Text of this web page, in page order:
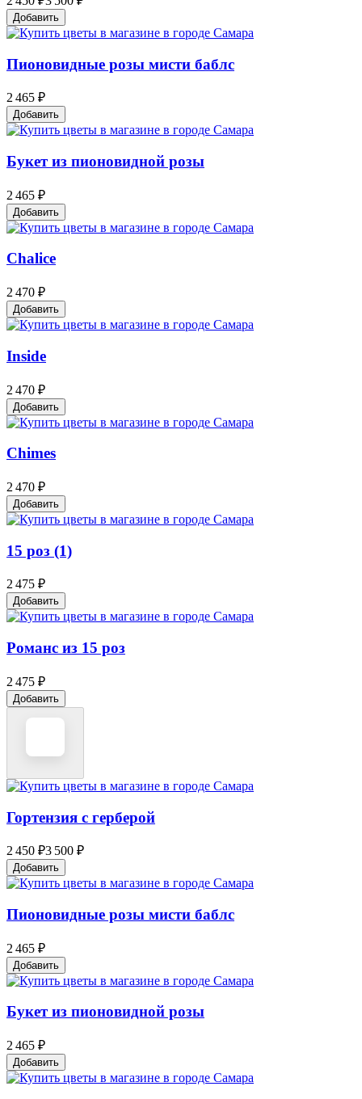
Добавить
Пионовидные розы мисти баблc
2 465 ₽
Добавить
Букет из пионовидной розы
2 465 ₽
Добавить
Chalice
2 470 ₽
Добавить
Inside
2 470 ₽
Добавить
Chimes
2 470 ₽
Добавить
15 роз (1)
2 475 ₽
Добавить
Романс из 15 роз
2 475 ₽
Добавить
Гортензия с герберой
2 450 ₽3 500 ₽
Добавить
Пионовидные розы мисти баблc
2 465 ₽
Добавить
Букет из пионовидной розы
2 465 ₽
Добавить